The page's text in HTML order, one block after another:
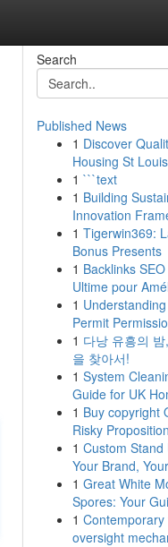
Search
Published News
1 Discover
Housing St
1 ```text
1 Building
Innovation
1 Tigerwin369:
Bonus Presents
1 Backlinks
Ultime pour
1
Permit
1 다낭 유흥의
을 찾아서!
1 System
Guide for UK
1 Buy copyright
Risky Proposition
1 Custom Stand
Your Brand,
1 Great White
Spores: Your
1 Contemporary
oversight